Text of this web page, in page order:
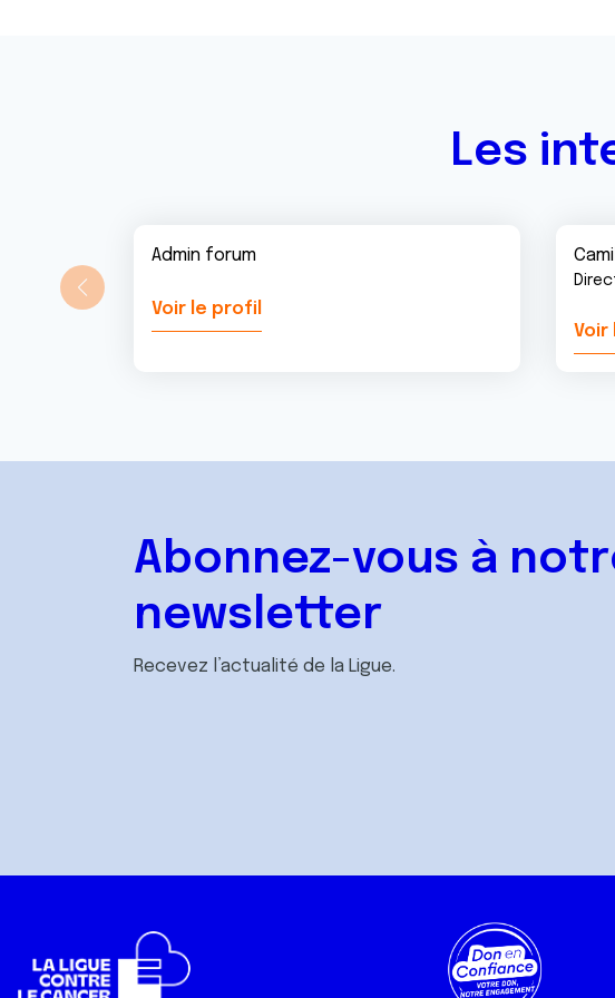
Les
Admin forum
Voir le profil
Voir
Abonnez-vous à
newsletter
Recevez l’actualité de la Ligue.